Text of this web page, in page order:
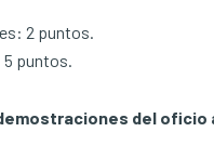
2 puntos.
puntos.
del